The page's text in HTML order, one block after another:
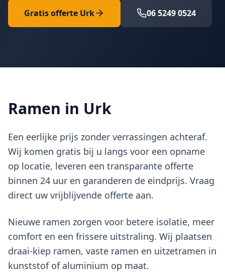
Gratis offerte Urk 06 5249 0524
Ramen in Urk
Een eerlijke prijs zonder verrassingen achteraf.
Wij komen gratis bij u langs voor een opname
op locatie, leveren een transparante offerte
binnen 24 uur en garanderen de eindprijs. Vraag
direct uw vrijblijvende offerte aan.
Nieuwe ramen zorgen voor betere isolatie, meer
comfort en een frissere uitstraling. Wij plaatsen
draai-kiep ramen, vaste ramen en uitzetramen in
kunststof of aluminium op maat.